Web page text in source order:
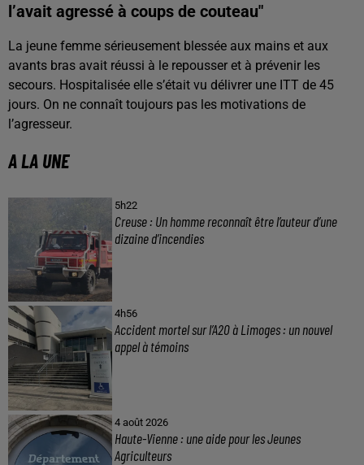
l’avait agressé à coups de couteau"
La jeune femme sérieusement blessée aux mains et aux
avants bras avait réussi à le repousser et à prévenir les
secours. Hospitalisée elle s’était vu délivrer une ITT de 45
jours. On ne connaît toujours pas les motivations de
l’agresseur.
A LA UNE
5h22
Creuse : Un homme reconnaît être l’auteur d’une
dizaine d’incendies
4h56
Accident mortel sur l’A20 à Limoges : un nouvel
appel à témoins
4 août 2026
Haute-Vienne : une aide pour les Jeunes
Agriculteurs